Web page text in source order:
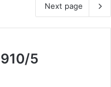
Next page
5